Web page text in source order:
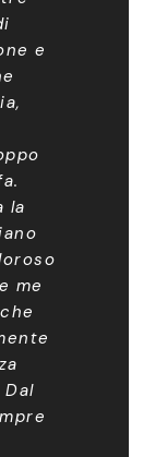
e
la
me